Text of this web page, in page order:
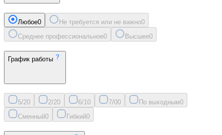
Любое0 Не требуется или не важно0
Среднее профессиональное0 Высшее0
График работы
5/20 2/20 6/10 7/00 По выходным0
Сменный0 Гибкий0